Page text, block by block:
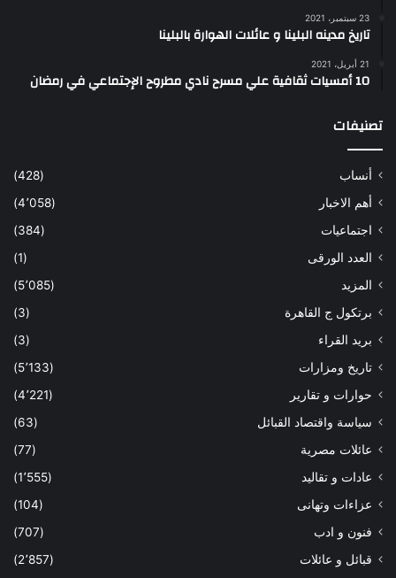
23 سبتمبر، 2021
تاريخ مدينه البلينا و عائلات الهوارة بالبلينا
21 أبريل، 2021
10 أمسيات ثقافية علي مسرح نادي مطروح الإجتماعي في رمضان
تصنيفات
أنساب
(428)
أهم الاخبار
(4٬058)
اجتماعيات
(384)
العدد الورقى
(1)
المزيد
(5٬085)
برتكول ج القاهرة
(3)
بريد القراء
(3)
تاريخ ومزارات
(5٬133)
حوارات و تقارير
(4٬221)
سياسة واقتصاد القبائل
(63)
عائلات مصرية
(77)
عادات و تقاليد
(1٬555)
عزاءات وتهانى
(104)
فنون و ادب
(707)
قبائل و عائلات
(2٬857)